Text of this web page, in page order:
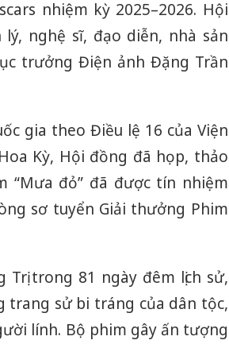
nhiệm kỳ 2025–2026. Hội
nghệ sĩ, đạo diễn, nhà sản
trưởng Điện ảnh Đặng Trần
gia theo Điều lệ 16 của Viện
Kỳ, Hội đồng đã họp, thảo
“Mưa đỏ” đã được tín nhiệm
sơ tuyển Giải thưởng Phim
Trị trong 81 ngày đêm lịch sử,
trang sử bi tráng của dân tộc,
lính. Bộ phim gây ấn tượng